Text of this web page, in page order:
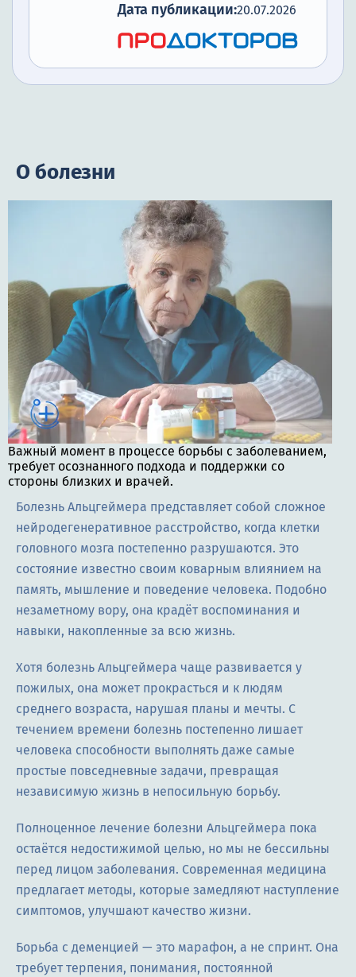
Дата публикации:20.07.2026
О болезни
Важный момент в процессе борьбы с заболеванием,
требует осознанного подхода и поддержки со
стороны близких и врачей.
Болезнь Альцгеймера представляет собой сложное
нейродегенеративное расстройство, когда клетки
головного мозга постепенно разрушаются. Это
состояние известно своим коварным влиянием на
память, мышление и поведение человека. Подобно
незаметному вору, она крадёт воспоминания и
навыки, накопленные за всю жизнь.
Хотя болезнь Альцгеймера чаще развивается у
пожилых, она может прокрасться и к людям
среднего возраста, нарушая планы и мечты. С
течением времени болезнь постепенно лишает
человека способности выполнять даже самые
простые повседневные задачи, превращая
независимую жизнь в непосильную борьбу.
Полноценное лечение болезни Альцгеймера пока
остаётся недостижимой целью, но мы не бессильны
перед лицом заболевания. Современная медицина
предлагает методы, которые замедляют наступление
симптомов, улучшают качество жизни.
Борьба с деменцией — это марафон, а не спринт. Она
требует терпения, понимания, постоянной